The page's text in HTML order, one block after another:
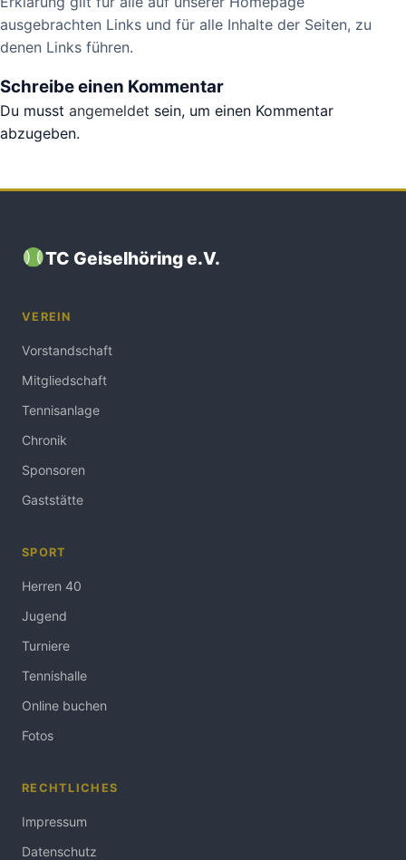
ausgebrachten Links und für alle Inhalte der Seiten, zu
denen Links führen.
Schreibe einen Kommentar
Du musst angemeldet sein, um einen Kommentar
abzugeben.
TC Geiselhöring e.V.
VEREIN
Vorstandschaft
Mitgliedschaft
Tennisanlage
Chronik
Sponsoren
Gaststätte
SPORT
Herren 40
Jugend
Turniere
Tennishalle
Online buchen
Fotos
RECHTLICHES
Impressum
Datenschutz